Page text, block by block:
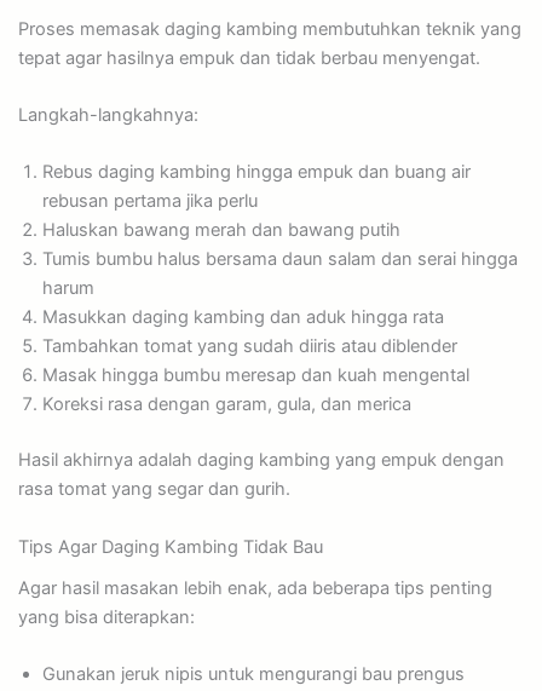
Proses memasak daging kambing membutuhkan teknik yang
tepat agar hasilnya empuk dan tidak berbau menyengat.
Langkah-langkahnya:
Rebus daging kambing hingga empuk dan buang air
rebusan pertama jika perlu
Haluskan bawang merah dan bawang putih
Tumis bumbu halus bersama daun salam dan serai hingga
harum
Masukkan daging kambing dan aduk hingga rata
Tambahkan tomat yang sudah diiris atau diblender
Masak hingga bumbu meresap dan kuah mengental
Koreksi rasa dengan garam, gula, dan merica
Hasil akhirnya adalah daging kambing yang empuk dengan
rasa tomat yang segar dan gurih.
Tips Agar Daging Kambing Tidak Bau
Agar hasil masakan lebih enak, ada beberapa tips penting
yang bisa diterapkan:
Gunakan jeruk nipis untuk mengurangi bau prengus